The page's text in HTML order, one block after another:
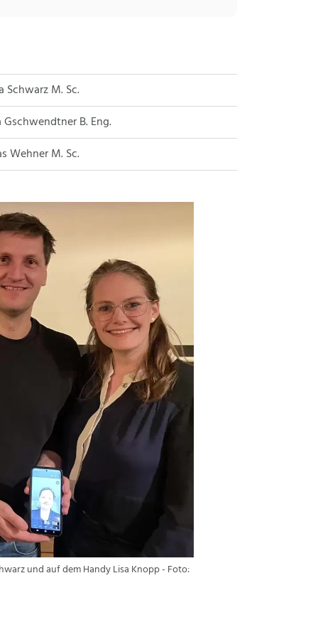
Schwarz M. Sc.
B. Eng.
Wehner M. Sc.
und auf dem Handy Lisa Knopp - Foto: